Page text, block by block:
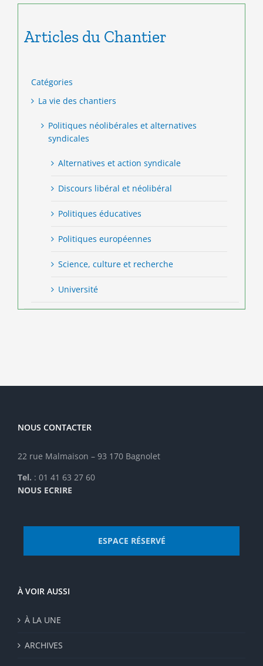
Articles du Chantier
Catégories
La vie des chantiers
Politiques néolibérales et alternatives
syndicales
Alternatives et action syndicale
Discours libéral et néolibéral
Politiques éducatives
Politiques européennes
Science, culture et recherche
Université
NOUS CONTACTER
22 rue Malmaison – 93 170 Bagnolet
Tel. : 01 41 63 27 60
NOUS ECRIRE
ESPACE RÉSERVÉ
À VOIR AUSSI
À LA UNE
ARCHIVES